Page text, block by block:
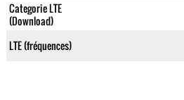
Categorie LTE
(Download)
LTE (fréquences)